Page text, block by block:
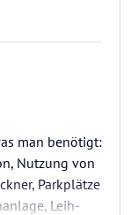
man benötigt:
Nutzung von
Parkplätze
Leih-